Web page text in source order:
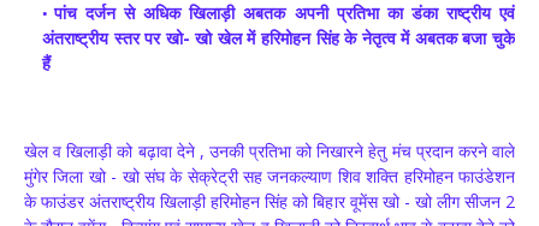
पांच दर्जन से अधिक खिलाड़ी अबतक अपनी प्रतिभा का डंका राष्ट्रीय एवं
अंतराष्ट्रीय स्तर पर खो- खो खेल में हरिमोहन सिंह के नेतृत्व में अबतक बजा चुके
हैं
खेल व खिलाड़ी को बढ़ावा देने , उनकी प्रतिभा को निखारने हेतु मंच प्रदान करने वाले
मुंगेर जिला खो - खो संघ के सेक्रेट्री सह जनकल्याण शिव शक्ति हरिमोहन फाउंडेशन
के फाउंडर अंतराष्ट्रीय खिलाड़ी हरिमोहन सिंह को बिहार वूमेंस खो - खो लीग सीजन 2